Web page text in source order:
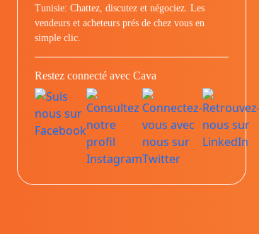
Tunisie: Chattez, discutez et négociez. Les
vendeurs et acheteurs prés de chez vous en
simple clic.
Restez connecté avec Cava